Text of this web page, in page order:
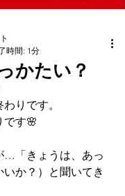
かたい？
時間: 1分
りです。
です🌸
…「きょうは、あっ
か？）と聞いてき